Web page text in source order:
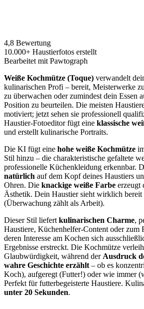
4,8 Bewertung
10.000+ Haustierfotos erstellt
Bearbeitet mit Pawtograph
Weiße Kochmütze (Toque) verwandelt
kulinarischen Profi – bereit, Meisterwerke
zu überwachen oder zumindest dein Essen
Position zu beurteilen. Die meisten
motiviert; jetzt sehen sie professionell
Haustier-Fotoeditor fügt eine klassische
und erstellt kulinarische Portraits.
Die KI fügt eine hohe weiße Kochmütze
Stil hinzu – die charakteristische gefaltete
professionelle Küchenkleidung erkennbar.
natürlich auf dem Kopf deines Haustiers
Ohren. Die knackige weiße Farbe erzeugt
Ästhetik. Dein Haustier sieht wirklich bereit
(Überwachung zählt als Arbeit).
Dieser Stil liefert kulinarischen Charme,
Haustiere, Küchenhelfer-Content oder zum
deren Interesse am Kochen sich
Ergebnisse erstreckt. Die Kochmütze
Glaubwürdigkeit, während der Ausdruck
wahre Geschichte erzählt – ob es
Koch), aufgeregt (Futter!) oder wie immer
Perfekt für futterbegeisterte Haustiere.
unter 20 Sekunden.